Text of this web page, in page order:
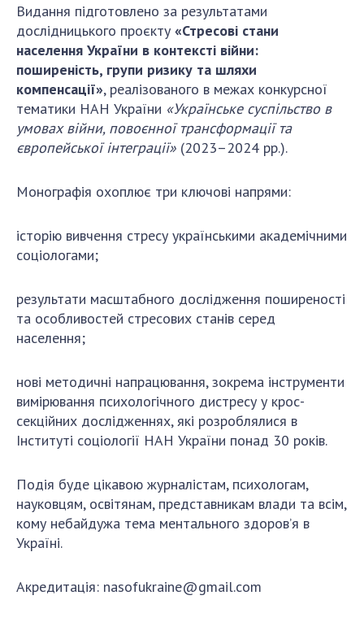
Сесії Загальних зборів НАН України
Річні звіти НАН України
Річні фінансові звіти НАН України
Наукові публікації та видавнича діяльність
Охорона прав інтелектуальної власності та
трансфер технологій в наукових установах
Наукові об'єкти, що становлять національне
Центри колективного користування
Оцінювання ефективності діяльності
наукових установ
Відкрита наука в НАН України
Підготовка наукових кадрів
Робота з молоддю
МІЖНАРОДНЕ СПІВРОБІТНИЦТВО
Членство в міжнародних організаціях
Міжнародні програми та конкурси
ДОКУМЕНТИ
Державний бюджет НАН України
Вибори до складу НАН України
Видання підготовлено за результатами
дослідницького проєкту «Стресові стани
населення України в контексті війни:
поширеність, групи ризику та шляхи
компенсації», реалізованого в межах конкурсної
тематики НАН України «Українське суспільство в
умовах війни, повоєнної трансформації та
європейської інтеграції» (2023–2024 рр.).
Монографія охоплює три ключові напрями:
історію вивчення стресу українськими академічними
соціологами;
результати масштабного дослідження поширеності
та особливостей стресових станів серед
населення;
нові методичні напрацювання, зокрема інструменти
вимірювання психологічного дистресу у крос-
секційних дослідженнях, які розроблялися в
Інституті соціології НАН України понад 30 років.
Подія буде цікавою журналістам, психологам,
науковцям, освітянам, представникам влади та всім,
кому небайдужа тема ментального здоров’я в
Україні.
Акредитація: nasofukraine@gmail.com